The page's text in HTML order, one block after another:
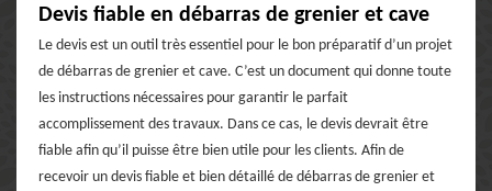
Devis fiable en débarras de grenier et cave
Le devis est un outil très essentiel pour le bon préparatif d’un projet
de débarras de grenier et cave. C’est un document qui donne toute
les instructions nécessaires pour garantir le parfait
accomplissement des travaux. Dans ce cas, le devis devrait être
fiable afin qu’il puisse être bien utile pour les clients. Afin de
recevoir un devis fiable et bien détaillé de débarras de grenier et